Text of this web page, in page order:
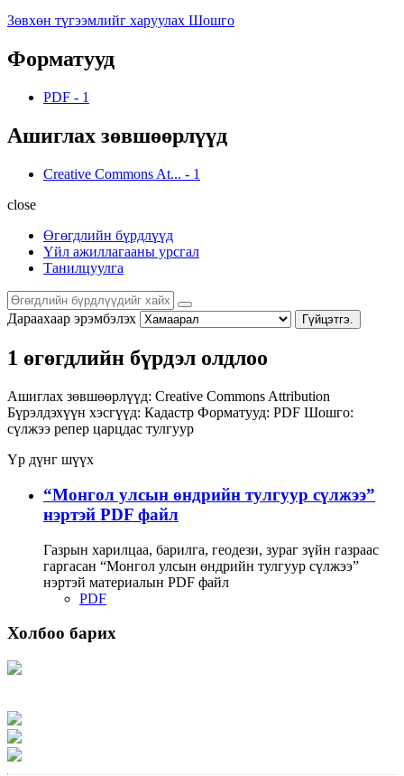
Зөвхөн түгээмлийг харуулах Шошго
Форматууд
PDF - 1
Ашиглах зөвшөөрлүүд
Creative Commons At... - 1
close
Өгөгдлийн бүрдлүүд
Үйл ажиллагааны урсгал
Танилцуулга
Дараахаар эрэмбэлэх Гүйцэтгэ.
1 өгөгдлийн бүрдэл олдлоо
Ашиглах зөвшөөрлүүд: Creative Commons Attribution
Бүрэлдэхүүн хэсгүүд: Кадастр Форматууд: PDF Шошго:
сүлжээ репер царцдас тулгуур
Үр дүнг шүүх
“Монгол улсын өндрийн тулгуур сүлжээ”
нэртэй PDF файл
Газрын харилцаа, барилга, геодези, зураг зүйн газраас
гаргасан “Монгол улсын өндрийн тулгуур сүлжээ”
нэртэй материалын PDF файл
PDF
Холбоо барих